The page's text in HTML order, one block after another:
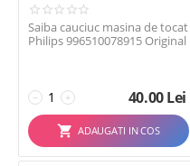
Saiba cauciuc masina de tocat
Philips 996510078915 Original
+
− 40.00Lei
ADAUGATI IN COS